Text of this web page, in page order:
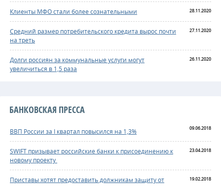
Клиенты МФО стали более сознательными 28.11.2020
Средний размер потребительского кредита вырос почти
на треть
27.11.2020
Долги россиян за коммунальные услуги могут
увеличиться в 1,5 раза
26.11.2020
БАНКОВСКАЯ ПРЕССА
ВВП России за I квартал повысился на 1,3% 09.06.2018
SWIFT призывает российские банки к присоединению к
новому проекту
23.04.2018
Приставы хотят предоставить должникам защиту от
19.02.2018